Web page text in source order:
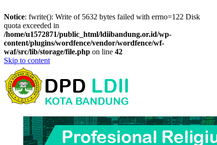
Notice: fwrite(): Write of 5632 bytes failed with errno=122 Disk
quota exceeded in
/home/u1572871/public_html/ldiibandung.or.id/wp-
content/plugins/wordfence/vendor/wordfence/wf-
waf/src/lib/storage/file.php on line 42
Skip to content